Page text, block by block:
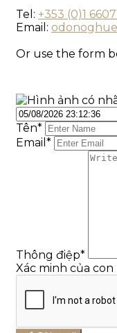
Tel: +353 (0)1
Email:
Or use the form
Tên*
Email*
Thông điệp*
Xác minh của con